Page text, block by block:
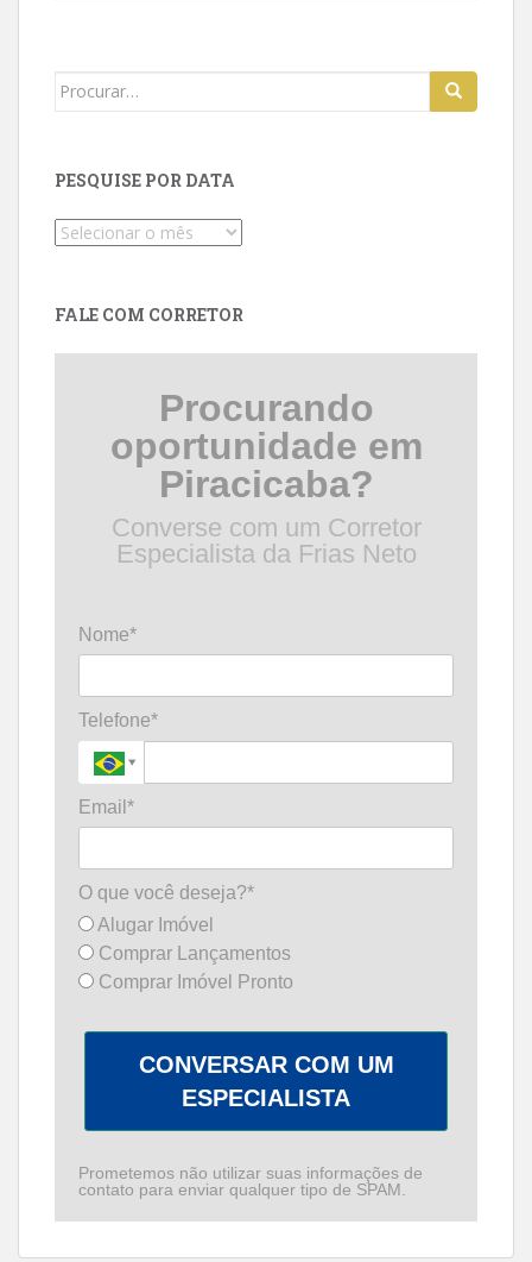
Search
PESQUISE POR DATA
Pesquise
FALE COM CORRETOR
Procurando
oportunidade em
Piracicaba?
Converse com um Corretor
Especialista da Frias Neto
Nome*
Telefone*
Email*
O que você deseja?*
Alugar Imóvel
Comprar Lançamentos
Comprar Imóvel Pronto
CONVERSAR COM UM
ESPECIALISTA
Prometemos não utilizar suas informações de
contato para enviar qualquer tipo de SPAM.